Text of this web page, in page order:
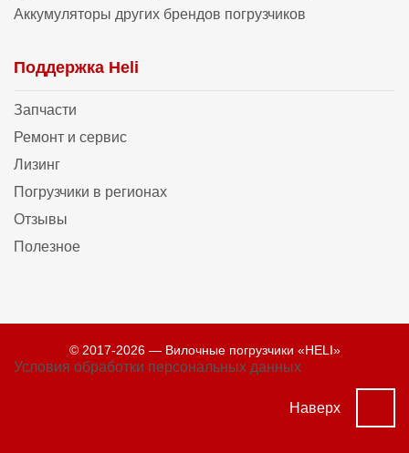
Аккумуляторы других брендов погрузчиков
Поддержка Heli
Запчасти
Ремонт и сервис
Лизинг
Погрузчики в регионах
Отзывы
Полезное
© 2017-2026 — Вилочные погрузчики «HELI»
Условия обработки персональных данных
Наверх